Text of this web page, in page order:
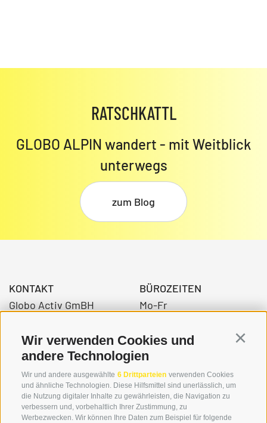
Wir verwenden Cookies und
andere Technologien
Wir und andere ausgewählte 6 Drittparteien verwenden Cookies
und ähnliche Technologien. Diese Hilfsmittel sind unerlässlich, um
die Nutzung digitaler Inhalte zu gewährleisten, die Navigation zu
verbessern und, vorbehaltlich Ihrer Zustimmung, zu
Werbezwecken. Wir können Ihre Daten zum Beispiel für folgende
RATSCHKATTL
GLOBO ALPIN wandert - mit Weitblick
unterwegs
zum Blog
KONTAKT
Globo Activ GmBH
39034 Toblach
+39 0474 976139
info@globoalpin.com
BÜROZEITEN
Mo-Fr
14.00 – 17:00 Uhr